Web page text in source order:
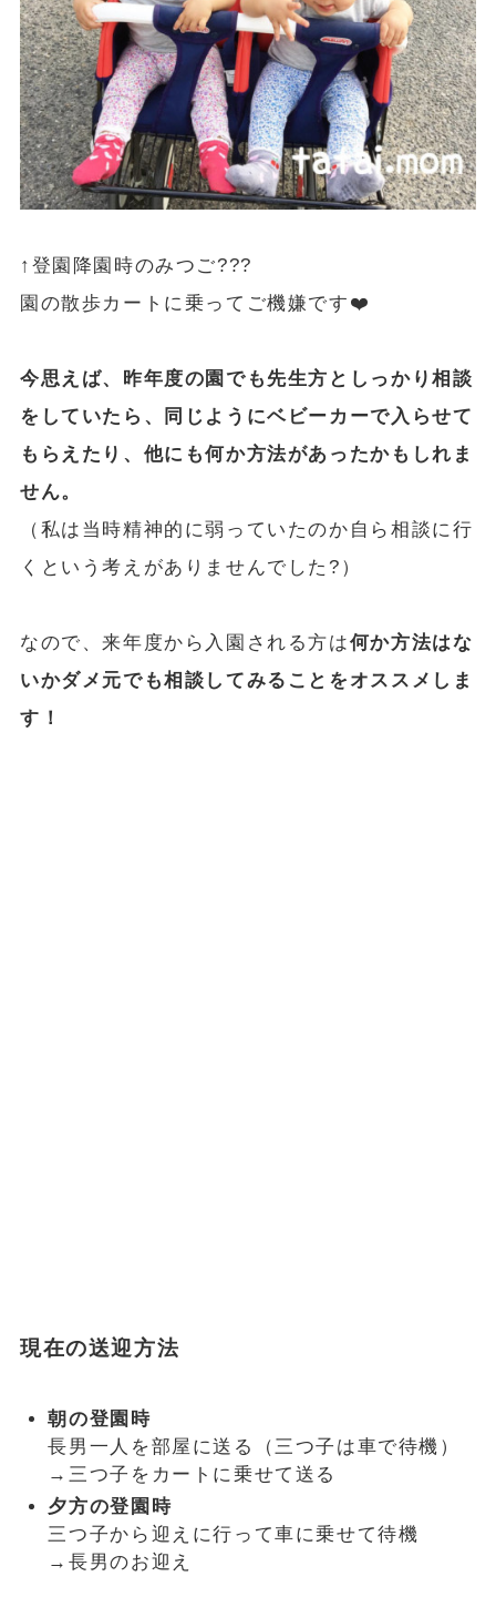
↑登園降園時のみつご???
園の散歩カートに乗ってご機嫌です❤️
今思えば、昨年度の園でも先生方としっかり相談
をしていたら、同じようにベビーカーで入らせて
もらえたり、他にも何か方法があったかもしれま
せん。
（私は当時精神的に弱っていたのか自ら相談に行
くという考えがありませんでした?）
なので、来年度から入園される方は何か方法はな
いかダメ元でも相談してみることをオススメしま
す！
現在の送迎方法
朝の登園時
長男一人を部屋に送る（三つ子は車で待機）
→三つ子をカートに乗せて送る
夕方の登園時
三つ子から迎えに行って車に乗せて待機
→長男のお迎え